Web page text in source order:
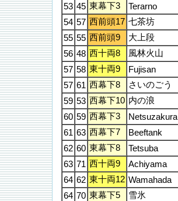
53 45 東幕下3 Terarno
54 57 西前頭17 七茶坊
55 55 西前頭9 大上段
56 48 西十両8 風林火山
57 58 東十両9 Fujisan
57 61 西幕下8 さいのごう
59 53 西幕下10 内の浪
60 59 西幕下3 Netsuzakura
61 63 西幕下7 Beeftank
62 60 東幕下8 Tetsuba
63 71 西十両9 Achiyama
64 62 東十両12 Wamahada
64 70 東幕下5 雪氷